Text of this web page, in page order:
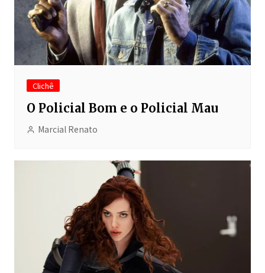
Clichê
O Policial Bom e o Policial Mau
Marcial Renato